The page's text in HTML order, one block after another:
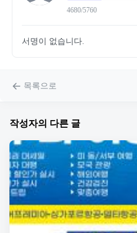
4680/5760
서명이 없습니다.
목록으로
작성자의 다른 글